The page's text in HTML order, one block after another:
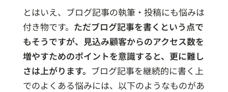
とはいえ、ブログ記事の執筆・投稿にも悩みは
付き物です。 ただブログ記事を書くという点で
もそうですが、見込み顧客からのアクセス数を
増やすためのポイントを意識すると、更に難し
さは上がります。 ブログ記事を継続的に書く上
でのよくある悩みには、以下のようなものがあ